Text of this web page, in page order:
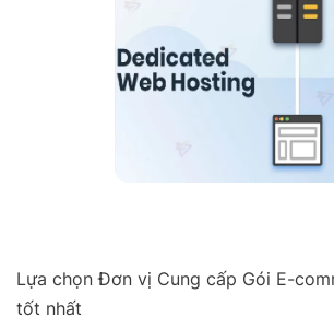
Lựa chọn Đơn vị Cung cấp Gói E-
tốt nhất